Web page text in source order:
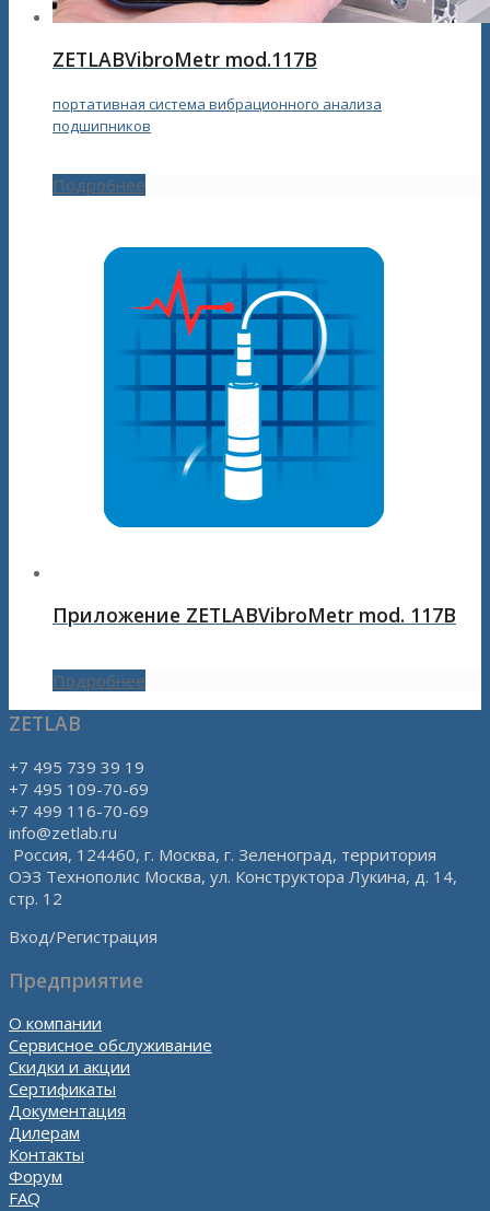
ZETLABVibroMetr mod.117B
портативная система вибрационного анализа
подшипников
Подробнее
Приложение ZETLABVibroMetr mod. 117B
Подробнее
ZETLAB
+7 495 739 39 19
+7 495 109-70-69
+7 499 116-70-69
info@zetlab.ru
Россия, 124460, г. Москва, г. Зеленоград, территория
ОЭЗ Технополис Москва, ул. Конструктора Лукина, д. 14,
стр. 12
Вход/Регистрация
Предприятие
О компании
Сервисное обслуживание
Скидки и акции
Сертификаты
Документация
Дилерам
Контакты
Форум
FAQ